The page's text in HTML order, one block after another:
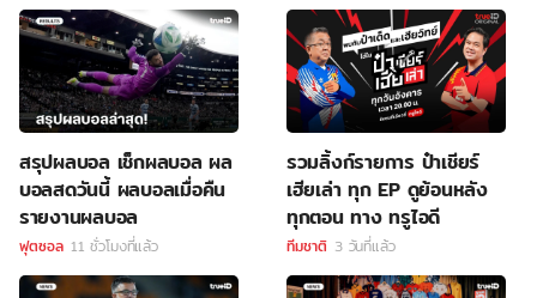
สรุปผลบอล เช็กผลบอล ผล
บอลสดวันนี้ ผลบอลเมื่อคืน
รายงานผลบอล
ฟุตซอล 11 ชั่วโมงที่แล้ว
รวมลิ้งก์รายการ ป๋าเชียร์
เฮียเล่า ทุก EP ดูย้อนหลัง
ทุกตอน ทาง ทรูไอดี
ทีมชาติ 3 วันที่แล้ว